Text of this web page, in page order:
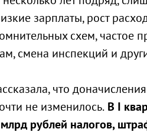
зарплаты, рост
схем, частое
смена инспекций и
что доначисления
не изменилось. В I
рублей налогов,